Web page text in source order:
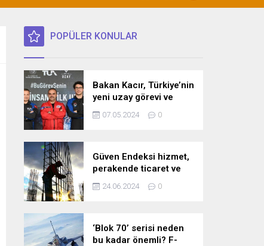
POPÜLER KONULAR
Bakan Kacır, Türkiye’nin
yeni uzay görevi ve
bilim misyonunu
açıkladı! İşte detaylar…
07.05.2024 0
Güven Endeksi hizmet,
perakende ticaret ve
inşaat sektörlerinde
düştü
24.06.2024 0
‘Blok 70’ serisi neden
bu kadar önemli? F-